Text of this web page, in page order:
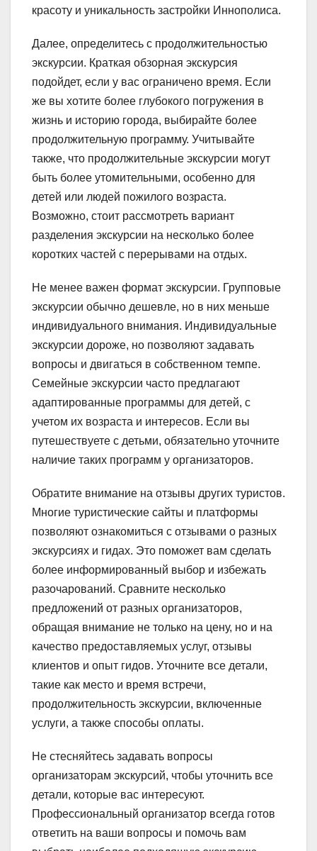
красоту и уникальность застройки Иннополиса.
Далее, определитесь с продолжительностью
экскурсии. Краткая обзорная экскурсия
подойдет, если у вас ограничено время. Если
же вы хотите более глубокого погружения в
жизнь и историю города, выбирайте более
продолжительную программу. Учитывайте
также, что продолжительные экскурсии могут
быть более утомительными, особенно для
детей или людей пожилого возраста.
Возможно, стоит рассмотреть вариант
разделения экскурсии на несколько более
коротких частей с перерывами на отдых.
Не менее важен формат экскурсии. Групповые
экскурсии обычно дешевле, но в них меньше
индивидуального внимания. Индивидуальные
экскурсии дороже, но позволяют задавать
вопросы и двигаться в собственном темпе.
Семейные экскурсии часто предлагают
адаптированные программы для детей, с
учетом их возраста и интересов. Если вы
путешествуете с детьми, обязательно уточните
наличие таких программ у организаторов.
Обратите внимание на отзывы других туристов.
Многие туристические сайты и платформы
позволяют ознакомиться с отзывами о разных
экскурсиях и гидах. Это поможет вам сделать
более информированный выбор и избежать
разочарований. Сравните несколько
предложений от разных организаторов,
обращая внимание не только на цену, но и на
качество предоставляемых услуг, отзывы
клиентов и опыт гидов. Уточните все детали,
такие как место и время встречи,
продолжительность экскурсии, включенные
услуги, а также способы оплаты.
Не стесняйтесь задавать вопросы
организаторам экскурсий, чтобы уточнить все
детали, которые вас интересуют.
Профессиональный организатор всегда готов
ответить на ваши вопросы и помочь вам